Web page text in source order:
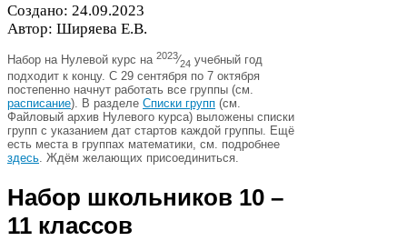
Создано: 24.09.2023
Автор: Ширяева Е.В.
Набор на Нулевой курс на 2023⁄24 учебный год
подходит к концу. С 29 сентября по 7 октября
постепенно начнут работать все группы (см.
расписание). В разделе Списки групп (см.
Файловый архив Нулевого курса) выложены списки
групп с указанием дат стартов каждой группы.
Ещё
есть места в группах математики, см. подробнее
здесь . Ждём желающих присоединиться.
Набор школьников 10 –
11 классов